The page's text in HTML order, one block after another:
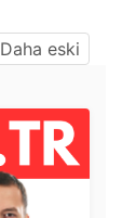
Daha eski